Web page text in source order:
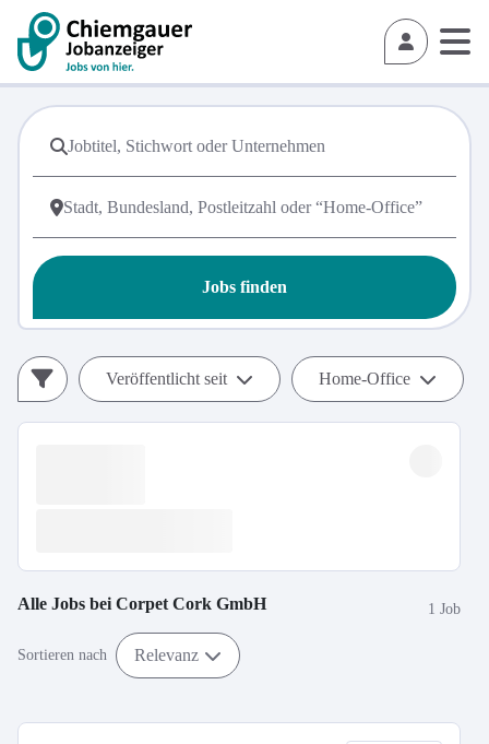
Jobs finden
Veröffentlicht seit Home-Office
Alle Jobs bei Corpet Cork GmbH 1 Job
Sortieren nach Relevanz